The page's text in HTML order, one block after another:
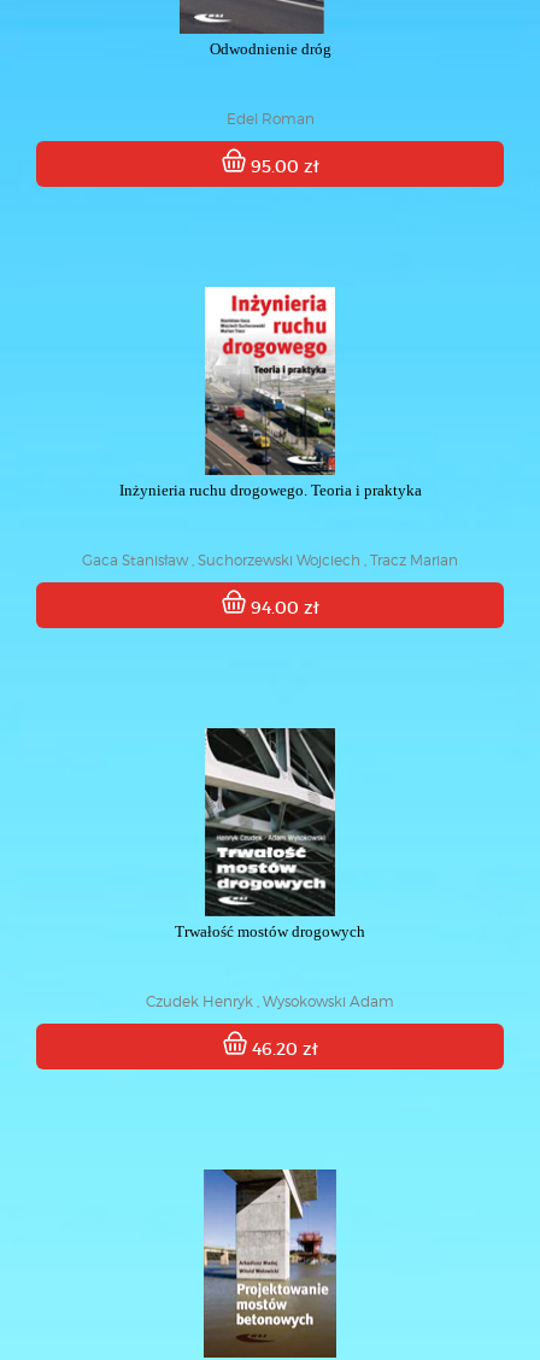
Odwodnienie dróg
Edel Roman
95.00 zł
Inżynieria ruchu drogowego. Teoria i praktyka
Gaca Stanisław , Suchorzewski Wojciech , Tracz Marian
94.00 zł
Trwałość mostów drogowych
Czudek Henryk , Wysokowski Adam
46.20 zł